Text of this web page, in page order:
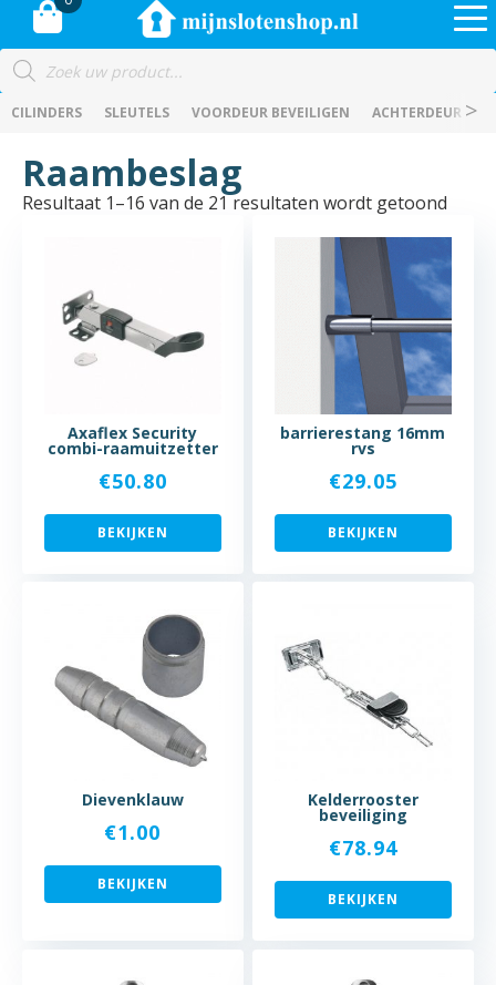
Producten
zoeken
CILINDERS SLEUTELS VOORDEUR BEVEILIGEN ACHTERDEUR
Raambeslag
Resultaat 1–16 van de 21 resultaten wordt getoond
Axaflex Security
combi-raamuitzetter
€50.80
BEKIJKEN
barrierestang 16mm
rvs
€29.05
BEKIJKEN
Dievenklauw
€1.00
BEKIJKEN
Kelderrooster
beveiliging
€78.94
BEKIJKEN